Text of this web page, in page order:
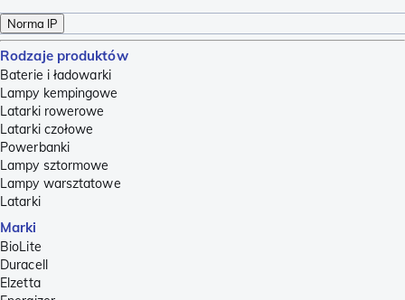
Norma IP
Rodzaje produktów
Baterie i ładowarki
Lampy kempingowe
Latarki rowerowe
Latarki czołowe
Powerbanki
Lampy sztormowe
Lampy warsztatowe
Latarki
Marki
BioLite
Duracell
Elzetta